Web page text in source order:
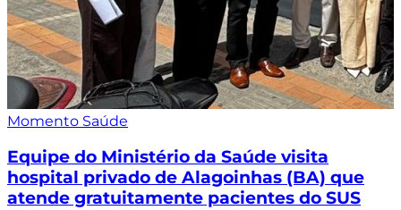
Momento Saúde
Equipe do Ministério da Saúde visita
hospital privado de Alagoinhas (BA) que
atende gratuitamente pacientes do SUS